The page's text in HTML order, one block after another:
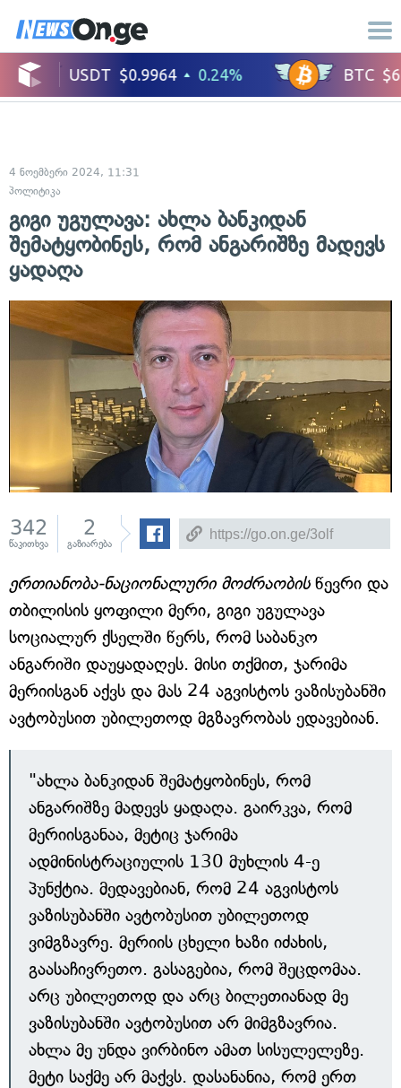
4 ნოემბერი 2024, 11:31
პოლიტიკა
გიგი უგულავა: ახლა ბანკიდან
შემატყობინეს, რომ ანგარიშზე მადევს
ყადაღა
342
წაკითხვა
2
გაზიარება
ერთიანობა-ნაციონალური მოძრაობისწევრი და
თბილისის ყოფილი მერი, გიგი უგულავა
სოციალურ ქსელში წერს, რომ საბანკო
ანგარიში დაუყადაღეს. მისი თქმით, ჯარიმა
მერიისგან აქვს და მას 24 აგვისტოს ვაზისუბანში
ავტობუსით უბილეთოდ მგზავრობას ედავებიან.
"ახლა ბანკიდან შემატყობინეს, რომ
ანგარიშზე მადევს ყადაღა. გაირკვა, რომ
მერიისგანაა, მეტიც ჯარიმა
ადმინისტრაციულის 130 მუხლის 4-ე
პუნქტია. მედავებიან, რომ 24 აგვისტოს
ვაზისუბანში ავტობუსით უბილეთოდ
ვიმგზავრე. მერიის ცხელი ხაზი იძახის,
გაასაჩივრეთო. გასაგებია, რომ შეცდომაა.
არც უბილეთოდ და არც ბილეთიანად მე
ვაზისუბანში ავტობუსით არ მიმგზავრია.
ახლა მე უნდა ვირბინო ამათ სისულელეზე.
მეტი საქმე არ მაქვს. დასანანია, რომ ერთ